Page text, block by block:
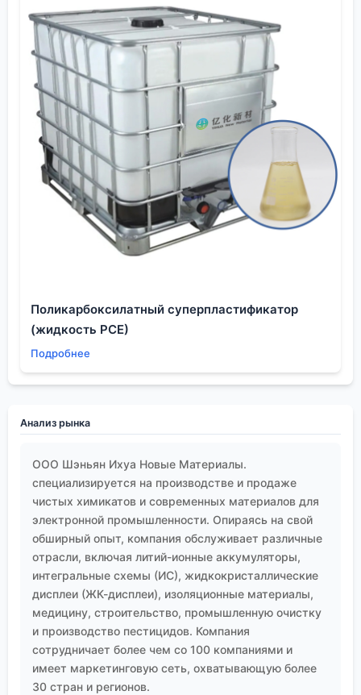
превратить их в преимущество. Когда смола и
дерево работают как одно целое, а не просто
соседствуют, тогда и получается по-настоящему
уникальная вещь. И ради этого стоит разбираться
в сортах смол, техниках заливки и часами
полировать поверхность до идеала.
Поликарбоксилатный суперпластификатор
(жидкость PCE)
Подробнее
Анализ рынка
ООО Шэньян Ихуа Новые Материалы.
специализируется на производстве и продаже
чистых химикатов и современных материалов для
электронной промышленности. Опираясь на свой
обширный опыт, компания обслуживает различные
отрасли, включая литий-ионные аккумуляторы,
интегральные схемы (ИС), жидкокристаллические
дисплеи (ЖК-дисплеи), изоляционные материалы,
медицину, строительство, промышленную очистку
и производство пестицидов. Компания
сотрудничает более чем со 100 компаниями и
имеет маркетинговую сеть, охватывающую более
30 стран и регионов.